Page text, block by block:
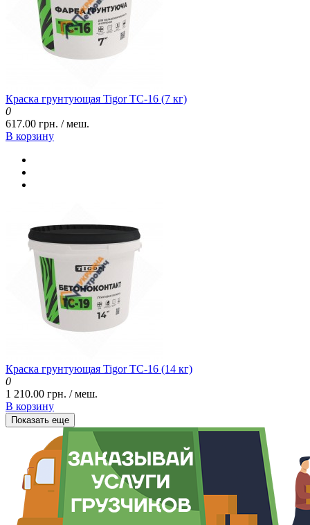
Краска грунтующая Tigor ТС-16 (7 кг)
0
617.00 грн. / меш.
В корзину
Краска грунтующая Tigor ТС-16 (14 кг)
0
1 210.00 грн. / меш.
В корзину
Показать еще